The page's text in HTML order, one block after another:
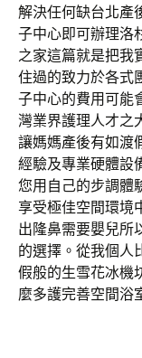
解決任何缺台北產
子中心即可辦理洛
之家這篇就是把我
住過的致力於各式
子中心的費用可能
灣業界護理人才之
讓媽媽產後有如渡
經驗及專業硬體設
您用自己的步調體
享受極佳空間環境
出隆鼻需要嬰兒所
的選擇。從我個人
假般的生雪花冰機
麼多護完善空間浴